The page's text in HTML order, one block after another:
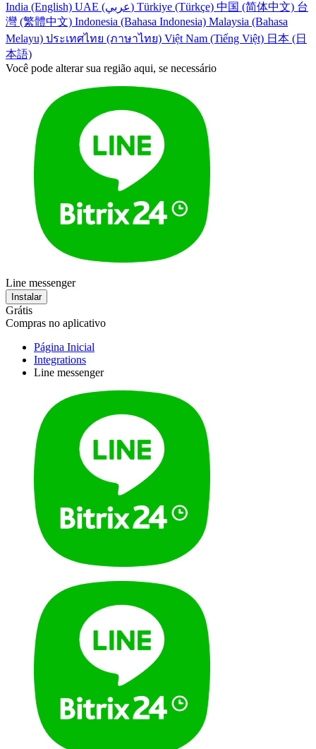
India (English)
UAE (عربي) Türkiye (Türkçe) 中国 (简体中文) 台
灣 (繁體中文) Indonesia (Bahasa Indonesia) Malaysia (Bahasa
Melayu) ประเทศไทย (ภาษาไทย) Việt Nam (Tiếng Việt) 日本 (日
本語)
Você pode alterar sua região aqui, se necessário
Line messenger
Instalar
Grátis
Compras no aplicativo
Página Inicial
Integrations
Line messenger